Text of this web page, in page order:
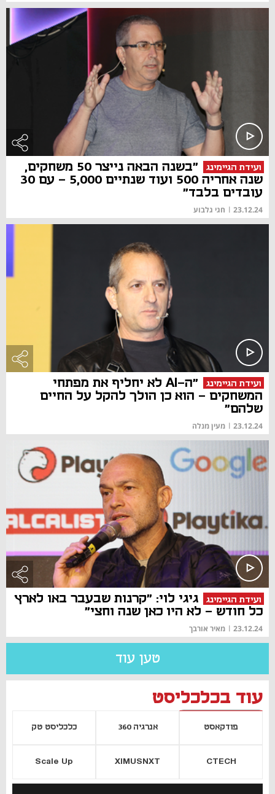
ועידת הגיימינג
"בשנה הבאה נייצר 50 משחקים,
שנה אחריה 500 ועוד שנתיים 5,000 - עם 30
עובדים בלבד"
23.12.24
| חגי גלבוע
ועידת הגיימינג
"ה-AI לא יחליף את מפתחי
המשחקים - הוא כן הולך להקל על החיים
שלהם"
23.12.24
| מעין מנלה
ועידת הגיימינג
גיגי לוי: "קרנות שבעבר באו לארץ
כל חודש - לא היו כאן שנה וחצי"
23.12.24
| מאיר אורבך
טען עוד
עוד בכלכליסט
פודקאסט אנרגיה 360 כלכליסט טק
CTECH
XIMUSNXT
Scale Up
נפתח בכרטיסייה חדשה חדשה